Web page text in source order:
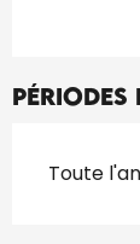
Toute